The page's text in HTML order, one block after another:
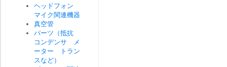
ヘッドフォン
マイク関連機器
真空管
パーツ（抵抗
コンデンサ メ
ーター トラン
スなど）